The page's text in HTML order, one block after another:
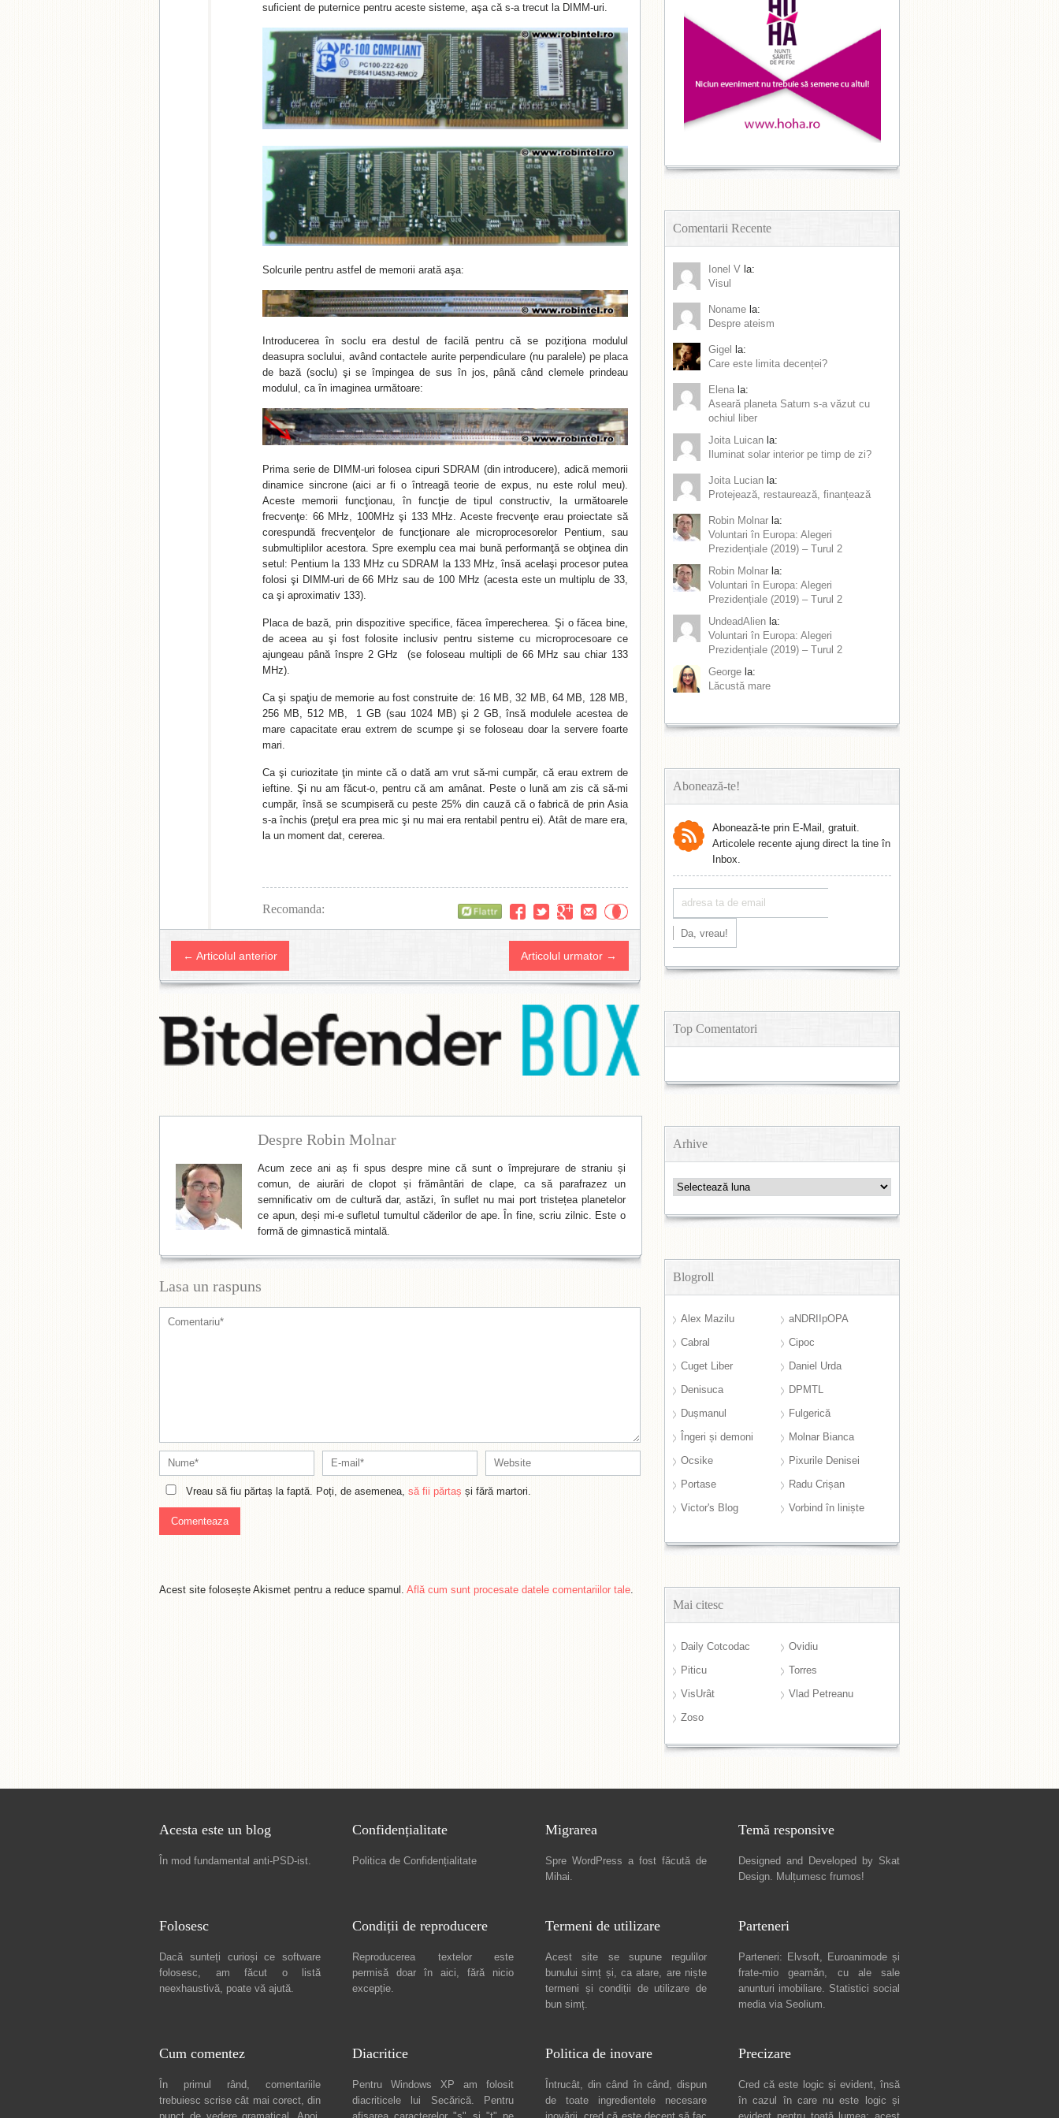
suficient de puternice pentru aceste sisteme, aşa că s-a trecut la DIMM-uri.
Solcurile pentru astfel de memorii arată aşa:
Introducerea în soclu era destul de facilă pentru că se poziţiona modulul
deasupra soclului, având contactele aurite perpendiculare (nu paralele) pe placa
de bază (soclu) şi se împingea de sus în jos, până când clemele prindeau
modulul, ca în imaginea următoare:
Prima serie de DIMM-uri folosea cipuri SDRAM (din introducere), adică memorii
dinamice sincrone (aici ar fi o întreagă teorie de expus, nu este rolul meu).
Aceste memorii funcţionau, în funcţie de tipul constructiv, la următoarele
frecvenţe: 66 MHz, 100MHz şi 133 MHz. Aceste frecvenţe erau proiectate să
corespundă frecvenţelor de funcţionare ale microprocesorelor Pentium, sau
submultiplilor acestora. Spre exemplu cea mai bună performanţă se obţinea din
setul: Pentium la 133 MHz cu SDRAM la 133 MHz, însă acelaşi procesor putea
folosi şi DIMM-uri de 66 MHz sau de 100 MHz (acesta este un multiplu de 33,
ca şi aproximativ 133).
Placa de bază, prin dispozitive specifice, făcea împerecherea. Şi o făcea bine,
de aceea au şi fost folosite inclusiv pentru sisteme cu microprocesoare ce
ajungeau până înspre 2 GHz (se foloseau multipli de 66 MHz sau chiar 133
MHz).
Ca şi spaţiu de memorie au fost construite de: 16 MB, 32 MB, 64 MB, 128 MB,
256 MB, 512 MB, 1 GB (sau 1024 MB) şi 2 GB, însă modulele acestea de
mare capacitate erau extrem de scumpe şi se foloseau doar la servere foarte
mari.
Ca şi curiozitate ţin minte că o dată am vrut să-mi cumpăr, că erau extrem de
ieftine. Şi nu am făcut-o, pentru că am amânat. Peste o lună am zis că să-mi
cumpăr, însă se scumpiseră cu peste 25% din cauză că o fabrică de prin Asia
s-a închis (preţul era prea mic şi nu mai era rentabil pentru ei). Atât de mare era,
la un moment dat, cererea.
Recomanda:
← Articolul anterior Articolul urmator →
Despre Robin Molnar
Acum zece ani aș fi spus despre mine că sunt o împrejurare de straniu și
comun, de aiurări de clopot și frământări de clape, ca să parafrazez un
semnificativ om de cultură dar, astăzi, în suflet nu mai port tristețea planetelor
ce apun, deși mi-e sufletul tumultul căderilor de ape. În fine, scriu zilnic. Este o
formă de gimnastică mintală.
Lasa un raspuns
Vreau să fiu părtaș la faptă. Poți, de asemenea, să fii părtaș și fără martori.
Acest site folosește Akismet pentru a reduce spamul. Află cum sunt procesate datele comentariilor tale
Comentarii Recente
Ionel V la:
Visul
Noname la:
Despre ateism
Gigel
la:
Care este limita decenței?
Elena la:
Aseară planeta Saturn s-a văzut cu
ochiul liber
Joita Luican la:
Iluminat solar interior pe timp de zi?
Joita Lucian la:
Protejează, restaurează, finanțează
Robin Molnar la:
Voluntari în Europa: Alegeri
Prezidențiale (2019) – Turul 2
Robin Molnar la:
Voluntari în Europa: Alegeri
Prezidențiale (2019) – Turul 2
UndeadAlien la:
Voluntari în Europa: Alegeri
Prezidențiale (2019) – Turul 2
George la:
Lăcustă mare
Abonează-te!
Abonează-te prin E-Mail, gratuit.
Articolele recente ajung direct la tine în
Inbox.
Top Comentatori
Arhive
Arhive
Blogroll
Alex Mazilu
aNDRIIpOPA
Cabral
Cipoc
Cuget Liber
Daniel Urda
Denisuca
DPMTL
Dușmanul
Fulgerică
Îngeri și demoni
Molnar Bianca
Ocsike
Pixurile Denisei
Portase
Radu Crișan
Victor's Blog
Vorbind în liniște
Mai citesc
Daily Cotcodac
Ovidiu
Piticu
Torres
VisUrât
Vlad Petreanu
Zoso
Acesta este un blog
În mod fundamental anti-PSD-ist.
Confidențialitate
Politica de Confidențialitate
Migrarea
Spre WordPress a fost făcută de
Mihai.
Temă responsive
Designed and Developed by Skat
Design. Mulțumesc frumos!
Folosesc
Dacă sunteți curioși ce software
folosesc, am făcut o listă
neexhaustivă, poate vă ajută.
Condiții de reproducere
Reproducerea textelor este
permisă doar în aici, fără nicio
excepție.
Termeni de utilizare
Acest site se supune regulilor
bunului simț și, ca atare, are niște
termeni și condiții de utilizare de
bun simț.
Parteneri
Parteneri: Elvsoft, Euroanimode și
frate-mio geamăn, cu ale sale
anunturi imobiliare. Statistici social
media via Seolium.
Cum comentez
În primul rând, comentariile
trebuiesc scrise cât mai corect, din
Diacritice
Pentru Windows XP am folosit
diacriticele lui Secărică. Pentru
Politica de inovare
Întrucât, din când în când, dispun
de toate ingredientele necesare
Precizare
Cred că este logic și evident, însă
în cazul în care nu este logic și